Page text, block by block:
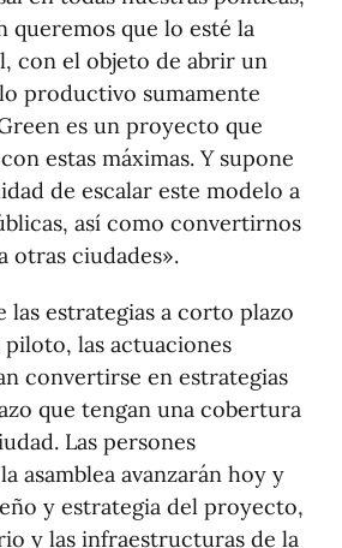
queremos que lo esté la
con el objeto de abrir un
productivo sumamente
es un proyecto que
estas máximas. Y supone
de escalar este modelo a
así como convertirnos
otras ciudades».
las estrategias a corto plazo
las actuaciones
convertirse en estrategias
que tengan una cobertura
Las persones
asamblea avanzarán hoy y
y estrategia del proyecto,
y las infraestructuras de la